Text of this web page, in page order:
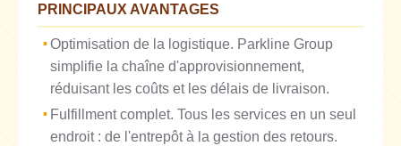
PRINCIPAUX AVANTAGES
Optimisation de la logistique. Parkline Group
simplifie la chaîne d'approvisionnement,
réduisant les coûts et les délais de livraison.
Fulfillment complet. Tous les services en un seul
endroit : de l'entrepôt à la gestion des retours.